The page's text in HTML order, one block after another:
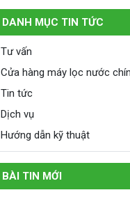
DANH MỤC TIN TỨC
Tư vấn
Cửa hàng máy lọc nước
Tin tức
Dịch vụ
Hướng dẫn kỹ thuật
BÀI TIN MỚI